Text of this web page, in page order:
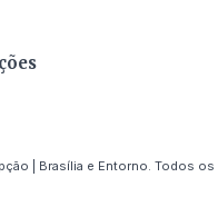
| Brasília e Entorno. Todos os